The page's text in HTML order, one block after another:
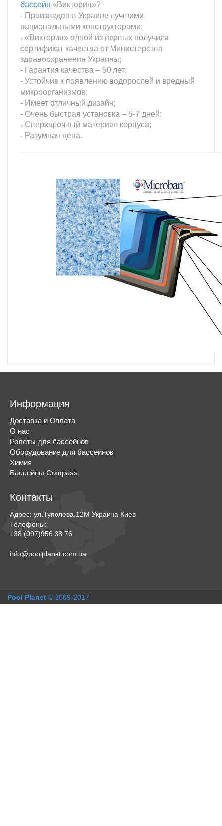
бассейн «Виктория»?
- Произведен в Украине лучшими
национальными конструкторами;
- «Виктория» одной из первых получила
сертификат качества от Министерства
здравоохранения Украины;
- Гарантия качества – 50 лет;
- Устойчив к появлению водорослей и вредный
микроорганизмов;
- Имеет отличный дизайн;
- Очень быстрая установка – 5-7 дней;
- Сверхпрочный материал корпуса;
- Разумная цена.
Информация
Доставка и Оплата
О нас
Ролеты для бассейнов
Оборудование для бассейнов
Химия
Бассейны Compass
Контакты
Адрес: ул.Туполева,12М Украина Киев
Телефоны:
+38 (097)956 38 76
info@poolplanet.com.ua
Pool Planet © 2009-2017